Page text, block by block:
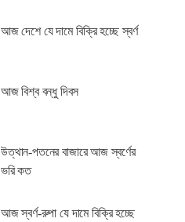
আজ দেশে যে দামে বিক্রি হচ্ছে স্বর্ণ
আজ বিশ্ব বন্ধু দিবস
উত্থান-পতনের বাজারে আজ স্বর্ণের
ভরি কত
আজ স্বর্ণ-রুপা যে দামে বিক্রি হচ্ছে